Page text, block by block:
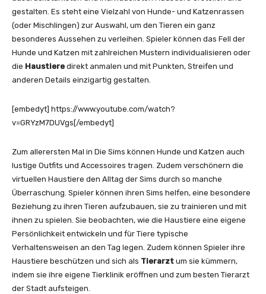
gestalten. Es steht eine Vielzahl von Hunde- und Katzenrassen
(oder Mischlingen) zur Auswahl, um den Tieren ein ganz
besonderes Aussehen zu verleihen. Spieler können das Fell der
Hunde und Katzen mit zahlreichen Mustern individualisieren oder
die Haustiere direkt anmalen und mit Punkten, Streifen und
anderen Details einzigartig gestalten.
[embedyt] https://www.youtube.com/watch?
v=GRYzM7DUVgs[/embedyt]
Zum allerersten Mal in Die Sims können Hunde und Katzen auch
lustige Outfits und Accessoires tragen. Zudem verschönern die
virtuellen Haustiere den Alltag der Sims durch so manche
Überraschung. Spieler können ihren Sims helfen, eine besondere
Beziehung zu ihren Tieren aufzubauen, sie zu trainieren und mit
ihnen zu spielen. Sie beobachten, wie die Haustiere eine eigene
Persönlichkeit entwickeln und für Tiere typische
Verhaltensweisen an den Tag legen. Zudem können Spieler ihre
Haustiere beschützen und sich als Tierarzt um sie kümmern,
indem sie ihre eigene Tierklinik eröffnen und zum besten Tierarzt
der Stadt aufsteigen.